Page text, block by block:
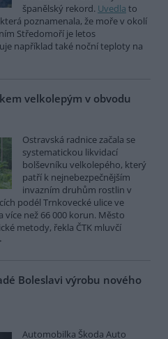
španělský rekord. Uvedla to
poznamenala, že moře v okolí
Středomoří je letos
například také noční teploty na
velkolepým v obvodu
Ostravská radnice začala se
systematickou likvidací
bolševníku velkolepého, který
patří k nejnebezpečnějším
invazním druhům rostlin v
podél Trnkovecké ulice ve
více než 66 000 korun. Město
metody, řekla ČTK mluvčí
Boleslavi výrobu nového
Automobilka Škoda Auto